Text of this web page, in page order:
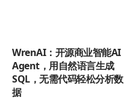
WrenAI：开源商业智能AI
Agent，用自然语言生成
SQL，无需代码轻松分析数
据